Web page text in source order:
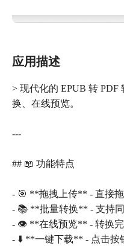
应用描述
> 现代化的 EPUB 转
换、在线预览。
---
## 📖 功能特点
- 🎯 **拖拽上传** - 直接
- 📚 **批量转换** - 支持
- 👁️ **在线预览** - 转换完
- ⬇️ **一键下载** - 点击按